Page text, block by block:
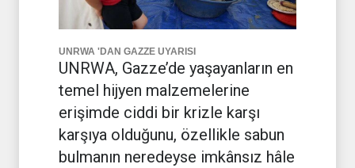
UNRWA 'DAN GAZZE UYARISI
UNRWA, Gazze’de yaşayanların en
temel hijyen malzemelerine
erişimde ciddi bir krizle karşı
karşıya olduğunu, özellikle sabun
bulmanın neredeyse imkânsız hâle